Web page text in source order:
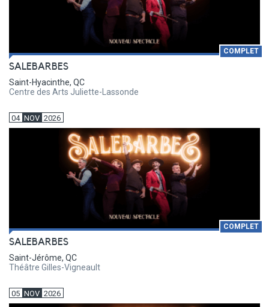
COMPLET
SALEBARBES
Saint-Hyacinthe, QC
Centre des Arts Juliette-Lassonde
04 NOV 2026
COMPLET
SALEBARBES
Saint-Jérôme, QC
Théâtre Gilles-Vigneault
05 NOV 2026